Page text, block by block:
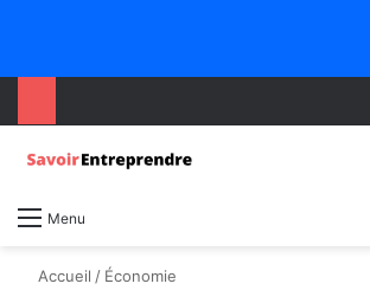
Menu
Accueil / Économie